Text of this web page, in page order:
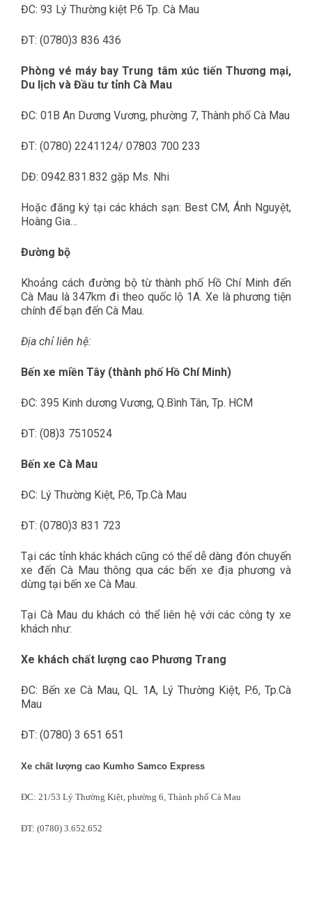
ĐC: 93 Lý Thường kiệt P.6 Tp. Cà Mau
ĐT: (0780)3 836 436
Phòng vé máy bay Trung tâm xúc tiến Thương mại,
Du lịch và Đầu tư tỉnh Cà Mau
ĐC: 01B An Dương Vương, phường 7, Thành phố Cà Mau
ĐT: (0780) 2241124/ 07803 700 233
DĐ: 0942.831.832 gặp Ms. Nhi
Hoặc đăng ký tại các khách sạn: Best CM, Ánh Nguyệt,
Hoàng Gia…
Đường bộ
Khoảng cách đường bộ từ thành phố Hồ Chí Minh đến
Cà Mau là 347km đi theo quốc lộ 1A. Xe là phương tiện
chính để bạn đến Cà Mau.
Địa chỉ liên hệ:
Bến xe miền Tây (thành phố Hồ Chí Minh)
ĐC: 395 Kinh dương Vương, Q.Bình Tân, Tp. HCM
ĐT: (08)3 7510524
Bến xe Cà Mau
ĐC: Lý Thường Kiệt, P.6, Tp.Cà Mau
ĐT: (0780)3 831 723
Tại các tỉnh khác khách cũng có thể dễ dàng đón chuyến
xe đến Cà Mau thông qua các bến xe địa phương và
dừng tại bến xe Cà Mau.
Tại Cà Mau du khách có thể liên hệ với các công ty xe
khách như:
Xe khách chất lượng cao Phương Trang
ĐC: Bến xe Cà Mau, QL 1A, Lý Thường Kiệt, P.6, Tp.Cà
Mau
ĐT: (0780) 3 651 651
Xe chất lượng cao Kumho Samco Express
ĐC: 21/53 Lý Thường Kiệt, phường 6, Thành phố Cà Mau
ĐT: (0780) 3.652.652